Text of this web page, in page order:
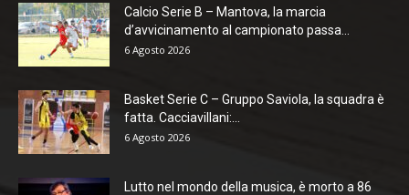
Calcio Serie B – Mantova, la marcia
d’avvicinamento al campionato passa...
6 Agosto 2026
Basket Serie C – Gruppo Saviola, la squadra è
fatta. Cacciavillani:...
6 Agosto 2026
Lutto nel mondo della musica, è morto a 86